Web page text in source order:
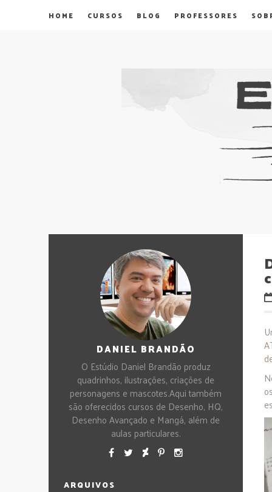
HOME CURSOS BLOG PROFESSORES
DANIEL BRANDÃO
O Estúdio Daniel Brandão produz
quadrinhos, ilustrações, criações de
personagens e mascotes.Aqui também
são oferecidos cursos de Desenho, HQ,
Desenho Avançado e Mangá, além de
aulas particulares.
ARQUIVOS